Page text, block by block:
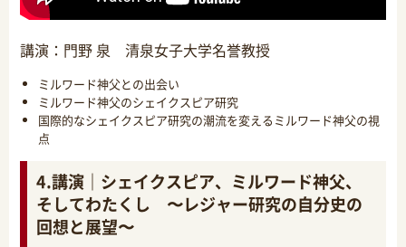
講演：門野 泉 清泉女子大学名誉教授
ミルワード神父との出会い
ミルワード神父のシェイクスピア研究
国際的なシェイクスピア研究の潮流を変えるミルワード神父の視
点
4.講演｜シェイクスピア、ミルワード神父、
そしてわたくし 〜レジャー研究の自分史の
回想と展望〜